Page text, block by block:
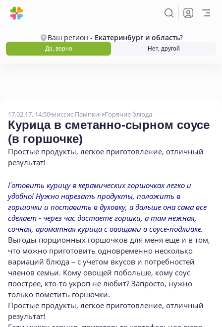
Ваш регион - Екатеринбург и область?
Да, верно Нет, другой
17.02.17, 14:50 миссис Пампкин Горячие блюда
Курица в сметанно-сырном соусе
(в горшочке)
Простые продукты, легкое приготовление, отличный
результат!
Готовить курицу в керамических горшочках легко и
удобно! Нужно нарезать продукты, положить в
горшочки и поставить в духовку, а дальше она сама все
сделает - через час достаете горшки, а там нежная,
сочная, ароматная курица с овощами в соусе-подливке.
Выгоды порционных горшочков для меня еще и в том,
что можно приготовить одновременно несколько
вариаций блюда – с учетом вкусов и потребностей
членов семьи. Кому овощей побольше, кому соус
поострее, кто-то укроп не любит? Запросто, нужно
только пометить горшочки.
Простые продукты, легкое приготовление, отличный
результат!